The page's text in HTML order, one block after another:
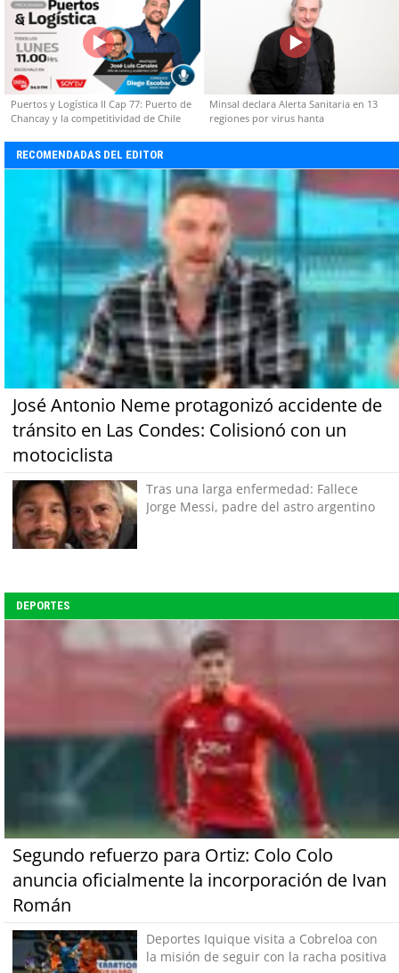
Puertos y Logística II Cap 77: Puerto de
Chancay y la competitividad de Chile
Minsal declara Alerta Sanitaria en 13
regiones por virus hanta
RECOMENDADAS DEL EDITOR
José Antonio Neme protagonizó accidente de
tránsito en Las Condes: Colisionó con un
motociclista
Tras una larga enfermedad: Fallece
Jorge Messi, padre del astro argentino
DEPORTES
Segundo refuerzo para Ortiz: Colo Colo
anuncia oficialmente la incorporación de Ivan
Román
Deportes Iquique visita a Cobreloa con
la misión de seguir con la racha positiva